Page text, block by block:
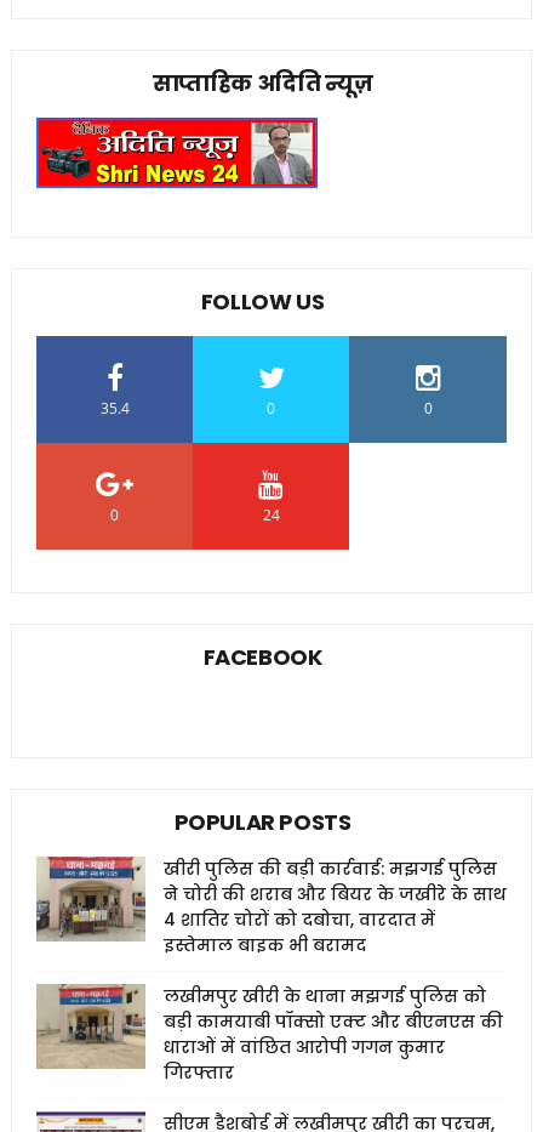
साप्ताहिक अदिति न्यूज़
FOLLOW US
35.4 0 0
0 24
FACEBOOK
POPULAR POSTS
खीरी पुलिस की बड़ी कार्रवाई: मझगई पुलिस
ने चोरी की शराब और बियर के जखीरे के साथ
4 शातिर चोरों को दबोचा, वारदात में
इस्तेमाल बाइक भी बरामद
लखीमपुर खीरी के थाना मझगई पुलिस को
बड़ी कामयाबी पॉक्सो एक्ट और बीएनएस की
धाराओं में वांछित आरोपी गगन कुमार
गिरफ्तार
सीएम डैशबोर्ड में लखीमपुर खीरी का परचम,